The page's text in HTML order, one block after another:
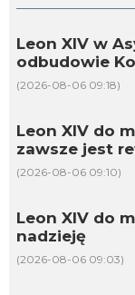
Leon XIV w
odbudowie
(2026-08-06 09:18)
Leon XIV do
zawsze jest
(2026-08-06 09:10)
Leon XIV do
nadzieję
(2026-08-06 09:03)